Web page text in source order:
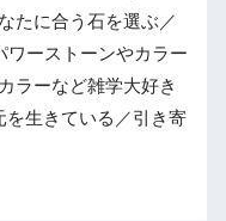
たに合う石を選ぶ／
ワーストーンやカラー
ラーなど雑学大好き
を生きている／引き寄